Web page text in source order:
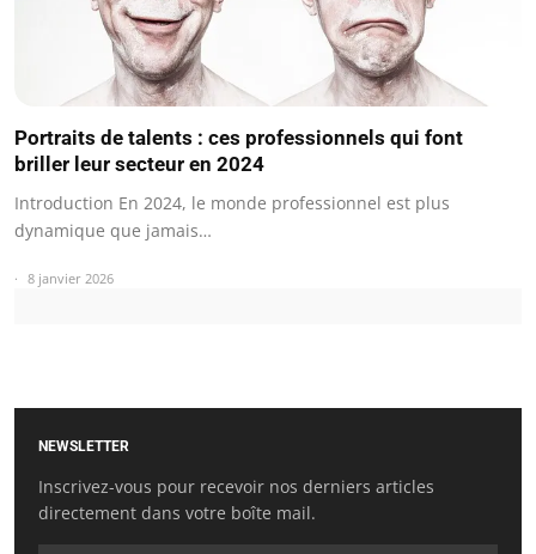
Portraits de talents : ces professionnels qui font
briller leur secteur en 2024
Introduction En 2024, le monde professionnel est plus
dynamique que jamais…
8 janvier 2026
NEWSLETTER
Inscrivez-vous pour recevoir nos derniers articles
directement dans votre boîte mail.